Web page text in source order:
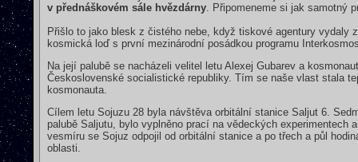
v přednáškovém sále hvězdárny . Připomeneme si jak samotný
Přišlo to jako blesk z čistého nebe, když tiskové agentury vydaly
kosmická loď s první mezinárodní posádkou programu
Na její palubě se nacházeli velitel letu Alexej Gubarev a
Československé socialistické republiky. Tím se naše vlast stala
kosmonauta.
Cílem letu Sojuzu 28 byla návštěva orbitální stanice Saljut 6.
palubě Saljutu, bylo vyplněno prací na vědeckých experimentech
vesmíru se Sojuz odpojil od orbitální stanice a po třech a půl
oblasti.